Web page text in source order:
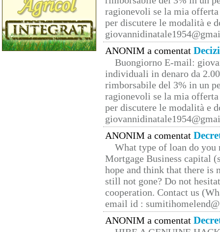
ragionevoli se la mia
per discutere le modalità e
ANONIM a comentat
Buongiorno E-mail:
individuali in denaro da
rimborsabile del 3% in un
ragionevoli se la mia
per discutere le modalità e
ANONIM a comentat
What type of loan do you
Mortgage Business capital
hope and think that there is
still not gone? Do not
cooperation. Contact us
email id :
ANONIM a comentat